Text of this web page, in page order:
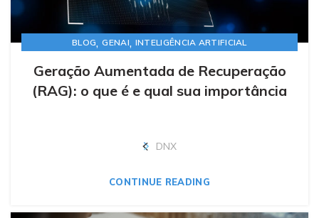
BLOG,GENAI, INTELIGÊNCIA ARTIFICIAL
Geração Aumentada de Recuperação
(RAG): o que é e qual sua importância
DNX
CONTINUE READING